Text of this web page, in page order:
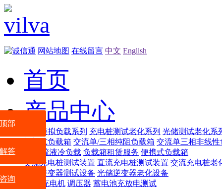
网站地图 在线留言 中文 English
首页
产品中心
智能模拟负载系列 充电桩测试老化系列 光储测试老化系
机架式负载箱 交流单/三相纯阻负载箱 交流单三相非线性
交/直流液冷负载 负载箱租赁服务 便携式负载箱
交流充电桩测试装置 直流充电桩测试装置 交流充电桩老
光储逆变器测试设备 光储逆变器老化设备
充电机 调压器 蓄电池充放电测试
部
答
询